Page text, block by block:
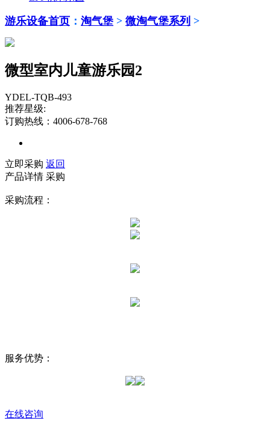
游乐设备首页 ： 淘气堡 > 微淘气堡系列 >
微型室内儿童游乐园2
YDEL-TQB-493
推荐星级:
订购热线：4006-678-768
立即采购 返回
产品详情 采购
采购流程：
服务优势：
在线咨询